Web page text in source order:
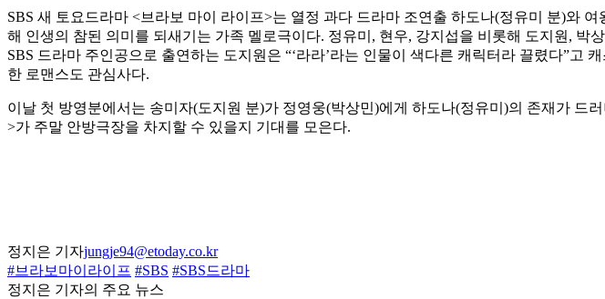
SBS 새 토요드라마 <브라보 마이 라이프>는 열정 과다 드라마 조연출 하도나(정유미 분)와
해 인생의 참된 의미를 되새기는 가족 멜로극이다. 정유미, 현우, 강지섭을 비롯해 도지원, 박
SBS 드라마 주인공으로 출연하는 도지원은 “‘라라’라는 인물이 색다른 캐릭터라 끌렸다”
한 로맨스도 관심사다.
이날 첫 방영분에서는 송미자(도지원 분)가 정영웅(박상민)에게 하도나(정유미)의 존재가
>가 주말 안방극장을 차지할 수 있을지 기대를 모은다.
정지은 기자jungje94@etoday.co.kr
#브라보마이라이프 #SBS #SBS드라마
정지은 기자의 주요 뉴스